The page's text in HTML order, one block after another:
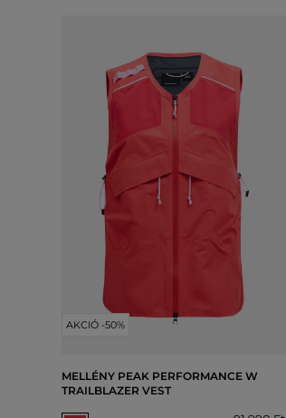
AKCIÓ -50%
MELLÉNY PEAK PERFORMANCE W
TRAILBLAZER VEST